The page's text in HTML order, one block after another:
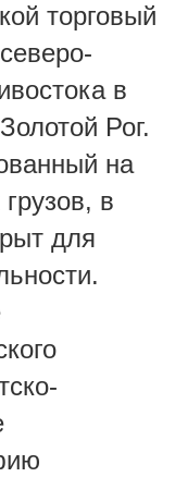
торговый
в
Рог.
на
в
для